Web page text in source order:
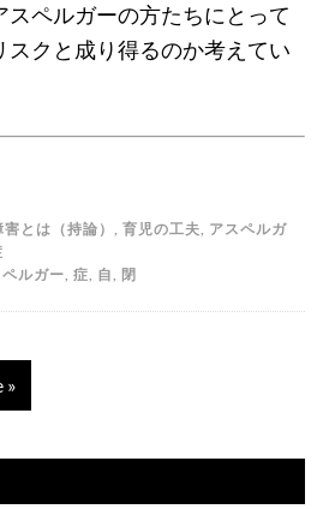
ペルガーの方たちにとって
スクと成り得るのか考えてい
とは（持論） , 育児の工夫, アスペルガ
ルガー, 症, 自, 閉
»